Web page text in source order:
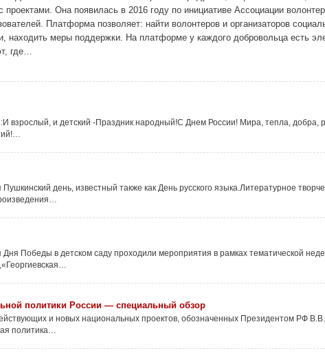
проектами. Она появилась в 2016 году по инициативе Ассоциации
Платформа позволяет: найти волонтеров и организаторов
находить меры поддержки. На платформе у каждого добровольца есть
где…
взрослый, и детский -Праздник народный!С Днем России! Мира, тепла, добра,
день, известный также как День русского языка.Литературное
Победы в детском саду проходили мероприятия в рамках тематической
политики России — специальный обзор
и новых национальных проектов, обозначенных Президентом РФ
политика…